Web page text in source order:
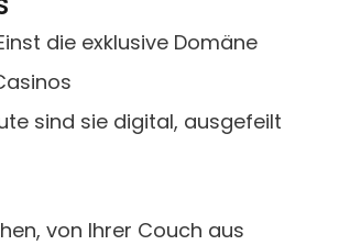
die exklusive Domäne
sind sie digital, ausgefeilt
von Ihrer Couch aus